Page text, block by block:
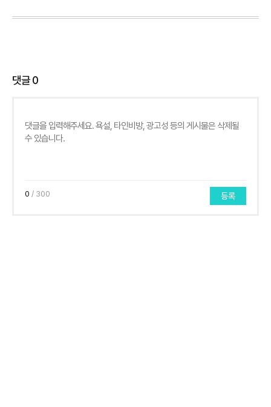
댓글0
0 / 300 등록